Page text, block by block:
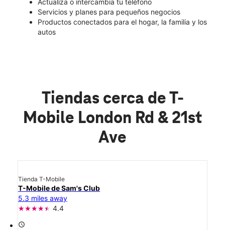
Servicios y planes para pequeños negocios
Productos conectados para el hogar, la familia y los
autos
Tiendas cerca de T-
Mobile London Rd & 21st
Ave
Tienda T-Mobile
T-Mobile de Sam's Club
5.3 miles away
4.4
access_time